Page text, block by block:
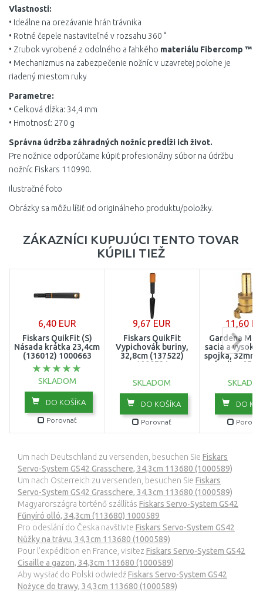
Vlastnosti:
• Ideálne na orezávanie hrán trávnika
• Rotné čepele nastaviteľné v rozsahu 360 °
• Zrubok vyrobené z odolného a ľahkého materiálu Fibercomp ™
• Mechanizmus na zabezpečenie nožníc v uzavretej polohe je
riadený miestom ruky
Parametre:
• Celková dĺžka: 34,4 mm
• Hmotnosť: 270 g
Správna údržba záhradných nožníc predĺži ich život.
Pre nožnice odporúčame kúpiť profesionálny súbor na údržbu
nožníc Fiskars 110990.
ilustračné foto
Obrázky sa môžu líšiť od originálneho produktu/položky.
ZÁKAZNÍCI KUPUJÚCI TENTO TOVAR
KÚPILI TIEŽ
6,40 EUR
Fiskars QuikFit (S)
Násada krátka 23,4cm
(136012) 1000663
SKLADOM
DO KOŠÍKA
Porovnať
9,67 EUR
Fiskars QuikFit
Vypichovák buriny,
32,8cm (137522)
1000731
SKLADOM
DO KOŠÍKA
Porovnať
11,60
Gardena
sacia a
spojka, 32mm
hadice
DO
Um nach Deutschland zu versenden, besuchen Sie Fiskars
Servo-System GS42 Grasschere, 34,3cm 113680 (1000589)
Um nach Österreich zu versenden, besuchen Sie Fiskars
Servo-System GS42 Grasschere, 34,3cm 113680 (1000589)
Magyarországra történő szállítás Fiskars Servo-System GS42
Fűnyíró olló, 34,3cm (113680) 1000589
Pro odeslání do Česka navštivte Fiskars Servo-System GS42
Nůžky na trávu, 34,3cm 113680 (1000589)
Pour l’expédition en France, visitez Fiskars Servo-System GS42
Cisaille a gazon, 34,3cm 113680 (1000589)
Aby wysłać do Polski odwiedźFiskars Servo-System GS42
Nożyce do trawy, 34,3cm 113680 (1000589)